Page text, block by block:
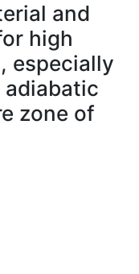
and
high
especially
zone of